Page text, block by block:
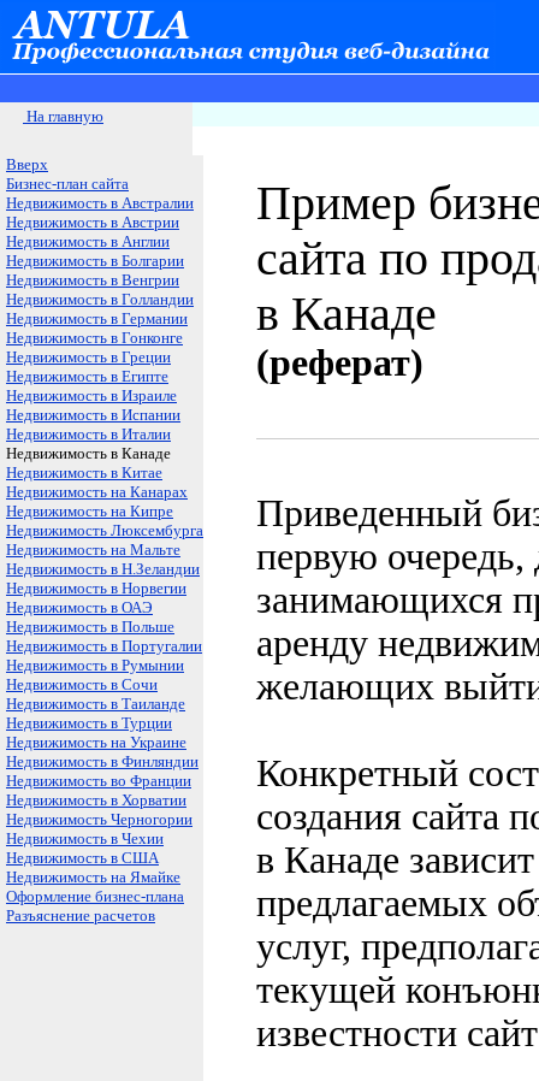
На главную
Вверх
Бизнес-план сайта
Недвижимость в Австралии
Недвижимость в Австрии
Недвижимость в Англии
Недвижимость в Болгарии
Недвижимость в Венгрии
Недвижимость в Голландии
Недвижимость в Германии
Недвижимость в Гонконге
Недвижимость в Греции
Недвижимость в Египте
Недвижимость в Израиле
Недвижимость в Испании
Недвижимость в Италии
Недвижимость в Канаде
Недвижимость в Китае
Недвижимость на Канарах
Недвижимость на Кипре
Недвижимость Люксембурга
Недвижимость на Мальте
Недвижимость в Н.Зеландии
Недвижимость в Норвегии
Недвижимость в ОАЭ
Недвижимость в Польше
Недвижимость в Португалии
Недвижимость в Румынии
Недвижимость в Сочи
Недвижимость в Таиланде
Недвижимость в Турции
Недвижимость на Украине
Недвижимость в Финляндии
Недвижимость во Франции
Недвижимость в Хорватии
Недвижимость Черногории
Недвижимость в Чехии
Недвижимость в США
Недвижимость на Ямайке
Оформление бизнес-плана
Разъяснение расчетов
Пример
сайта по
в Канаде
(реферат)
Приведенный
первую
занимающихся
аренду
желающих
Конкретный
создания сайта
в Канаде
предлагаемых
услуг,
текущей
известности